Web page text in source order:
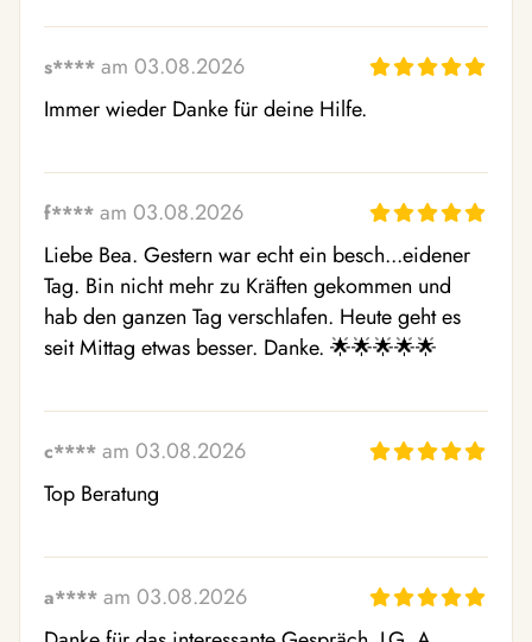
s**** am 03.08.2026
Immer wieder Danke für deine Hilfe.
f**** am 03.08.2026
Liebe Bea. Gestern war echt ein besch...eidener
Tag. Bin nicht mehr zu Kräften gekommen und
hab den ganzen Tag verschlafen. Heute geht es
seit Mittag etwas besser. Danke. 🌟🌟🌟🌟🌟
c**** am 03.08.2026
Top Beratung
a**** am 03.08.2026